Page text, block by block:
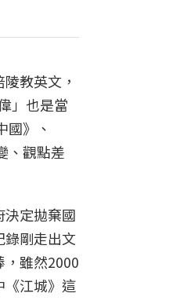
教英文，
」也是當
》、
、觀點差
決定拋棄國
錄剛走出文
雖然2000
《江城》這